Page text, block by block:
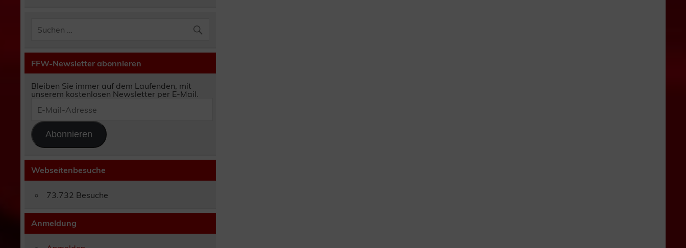
FFW-Newsletter abonnieren
Bleiben Sie immer auf dem Laufenden, mit
unserem kostenlosen Newsletter per E-Mail.
Mail-
Abonnieren
Webseitenbesuche
73.732 Besuche
Anmeldung